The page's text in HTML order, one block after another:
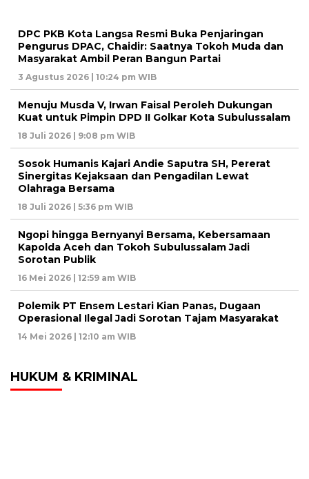
DPC PKB Kota Langsa Resmi Buka Penjaringan
Pengurus DPAC, Chaidir: Saatnya Tokoh Muda dan
Masyarakat Ambil Peran Bangun Partai
3 Agustus 2026 | 10:24 pm WIB
Menuju Musda V, Irwan Faisal Peroleh Dukungan
Kuat untuk Pimpin DPD II Golkar Kota Subulussalam
18 Juli 2026 | 9:08 pm WIB
Sosok Humanis Kajari Andie Saputra SH, Pererat
Sinergitas Kejaksaan dan Pengadilan Lewat
Olahraga Bersama
18 Juli 2026 | 5:36 pm WIB
Ngopi hingga Bernyanyi Bersama, Kebersamaan
Kapolda Aceh dan Tokoh Subulussalam Jadi
Sorotan Publik
16 Mei 2026 | 12:59 am WIB
Polemik PT Ensem Lestari Kian Panas, Dugaan
Operasional Ilegal Jadi Sorotan Tajam Masyarakat
14 Mei 2026 | 12:10 am WIB
HUKUM & KRIMINAL